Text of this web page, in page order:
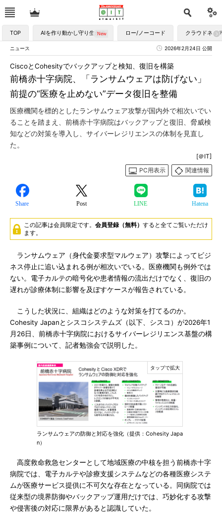
TOP AIを作り動かし守り生かす ロー/ノーコード クラウドネイ
ニュース 2026年2月24日 公開
前橋赤十字病院、「ランサムウェアは防げない」
前提の“医療を止めない”データ復旧を整備
CiscoとCohesityでバックアップと検知、復旧を構築
医療機関を標的としたランサムウェア攻撃が国内外で相次いでい
ることを踏まえ、前橋赤十字病院はバックアップと復旧、脅威検
知などの対策を導入し、サイバーレジリエンスの体制を見直し
た。
[＠IT]
PC用表示
関連情報
Share Post LINE Hatena
この記事は会員限定です。 会員登録（無料） すると全てご覧いただけ
ます。
ランサムウェア（身代金要求型マルウェア）攻撃によってビジ
ネス停止に追い込まれる例が相次いでいる。医療機関も例外では
ない。電子カルテの暗号化や患者情報の流出だけでなく、復旧の
遅れが診療体制に影響を及ぼすケースが報告されている。
こうした状況に、組織はどのような対策を打てるのか。
Cohesity Japanとシスコシステムズ（以下、シスコ）が2026年1
月26日、前橋赤十字病院におけるサイバーレジリエンス基盤の構
築事例について、記者勉強会で説明した。
ランサムウェアの防御と対応を強化（提供：Cohesity Japa
n）
高度救命救急センターとして地域医療の中核を担う前橋赤十字
病院では、電子カルテや診療支援システムなどの各種医療システ
ムが医療サービス提供に不可欠な存在となっている。同病院では
従来型の境界防御やバックアップ運用だけでは、巧妙化する攻撃
や侵害後の対応に限界があると認識していた。